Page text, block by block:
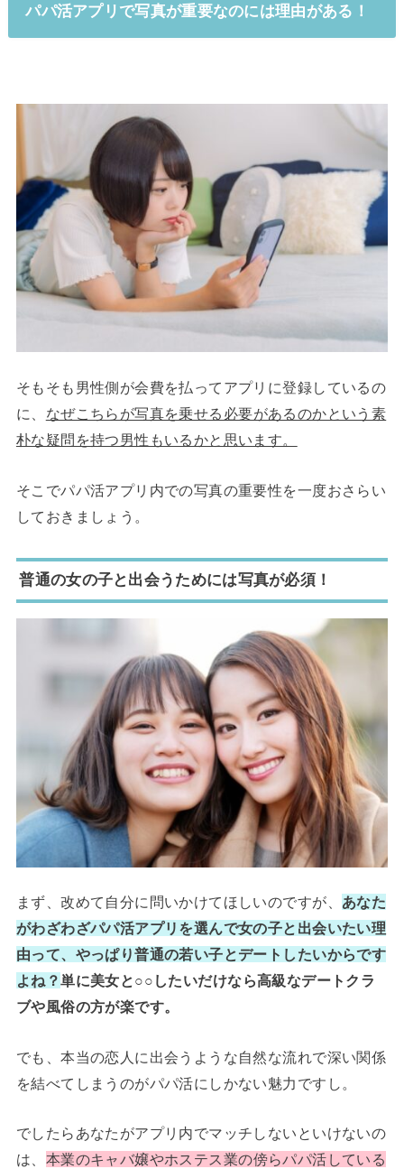
パパ活アプリで写真が重要なのには理由がある！
そもそも男性側が会費を払ってアプリに登録しているの
に、 なぜこちらが写真を乗せる必要があるのかという素
朴な疑問を持つ男性もいるかと思います。
そこでパパ活アプリ内での写真の重要性を一度おさらい
しておきましょう。
普通の女の子と出会うためには写真が必須！
まず、改めて自分に問いかけてほしいのですが、 あなた
がわざわざパパ活アプリを選んで女の子と出会いたい理
由って、やっぱり普通の若い子とデートしたいからです
よね？単に美女と○○したいだけなら高級なデートクラ
ブや風俗の方が楽です。
でも、本当の恋人に出会うような自然な流れで深い関係
を結べてしまうのがパパ活にしかない魅力ですし。
でしたらあなたがアプリ内でマッチしないといけないの
は、 本業のキャバ嬢やホステス業の傍らパパ活している